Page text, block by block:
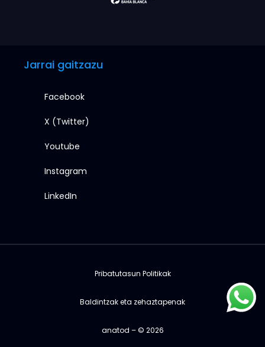
Jarrai gaitzazu
Facebook
X (Twitter)
Youtube
Instagram
LinkedIn
anatod – © 2026
Pribatutasun Politikak
Baldintzak eta zehaztapenak